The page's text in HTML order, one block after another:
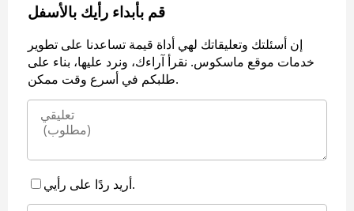
قم بأبداء رأيك بالأسفل
إن أسئلتك وتعليقاتك لهي أداة قيمة تساعدنا على تطوير
خدمات موقع ماسكوس. نقرأ آراءك، ونرد عليها، بناء على
طلبكم في أسرع وقت ممكن.
أريد ردًا على رأيي.